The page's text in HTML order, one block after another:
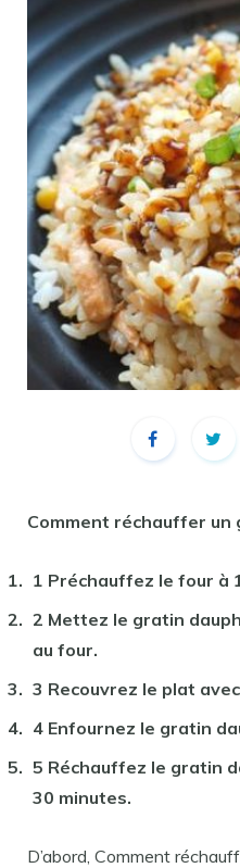
Comment réchauffer un
1 Préchauffez le four à
2 Mettez le gratin
au four.
3 Recouvrez le plat
4 Enfournez le gratin
5 Réchauffez le gratin
30 minutes.
D’abord, Comment